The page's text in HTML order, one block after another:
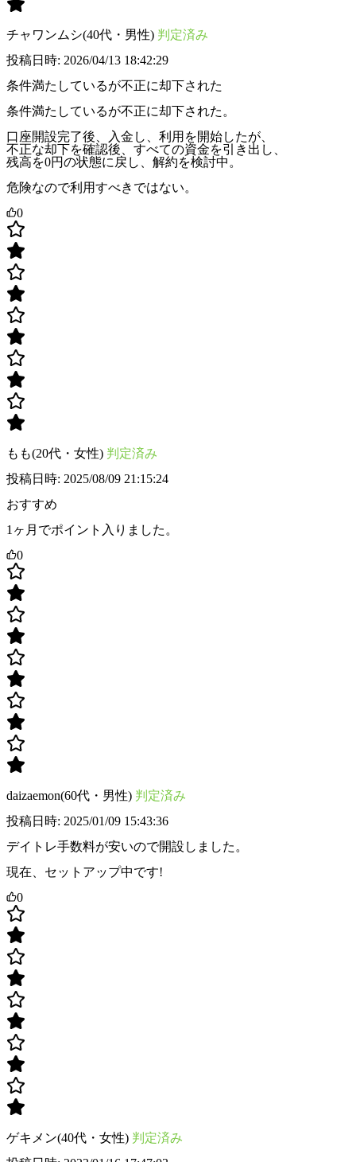
チャワンムシ(40代・男性) 判定済み
投稿日時: 2026/04/13 18:42:29
条件満たしているが不正に却下された
条件満たしているが不正に却下された。
口座開設完了後、入金し、利用を開始したが、
不正な却下を確認後、すべての資金を引き出し、
残高を0円の状態に戻し、解約を検討中。
危険なので利用すべきではない。
0
もも(20代・女性) 判定済み
投稿日時: 2025/08/09 21:15:24
おすすめ
1ヶ月でポイント入りました。
0
daizaemon(60代・男性) 判定済み
投稿日時: 2025/01/09 15:43:36
デイトレ手数料が安いので開設しました。
現在、セットアップ中です!
0
ゲキメン(40代・女性) 判定済み